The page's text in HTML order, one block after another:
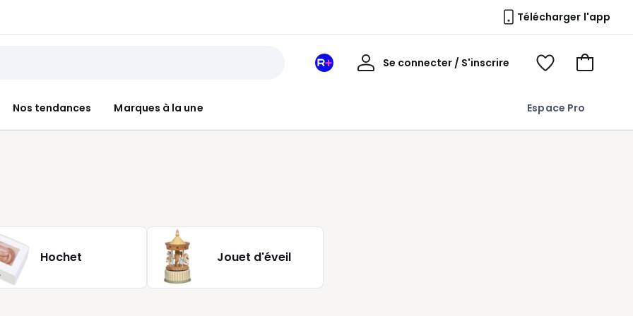
Télécharger l'app
Nos tendances Marques à la une Espace Pro
Mon
Se connecter / S'inscrire
Mon
Voir
Voir
Hochet Jouet d'éveil